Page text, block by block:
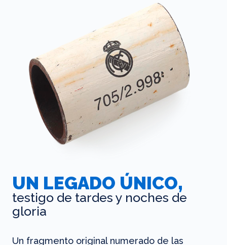
UN LEGADO ÚNICO,
testigo de tardes y noches de
gloria
Un fragmento original numerado de las